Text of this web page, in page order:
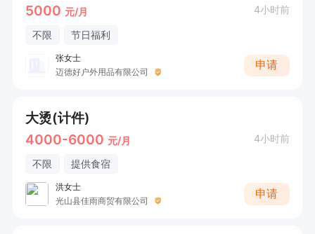
5000 元/月 4小时前
不限 节日福利
张女士
迈德好户外用品有限公司
申请
大烫(计件)
4000-6000 元/月 4小时前
不限 提供食宿
洪女士
光山县佳雨商贸有限公司
申请